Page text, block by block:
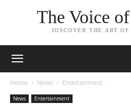
The Voice
DISCOVER THE ART
Home News Entertainment
News Entertainment